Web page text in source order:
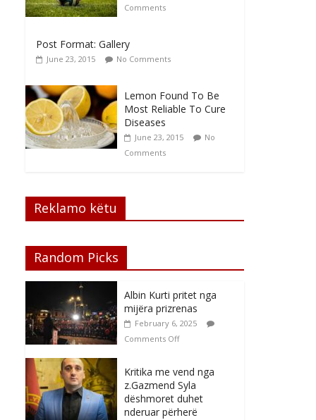
Comments
Post Format: Gallery
June 23, 2015 No Comments
Lemon Found To Be
Most Reliable To Cure
Diseases
June 23, 2015
No
Comments
Reklamo këtu
Random Picks
Albin Kurti pritet nga
mijëra prizrenas
February 6, 2025
Comments Off
Kritika me vend nga
z.Gazmend Syla
dëshmoret duhet
nderuar përherë